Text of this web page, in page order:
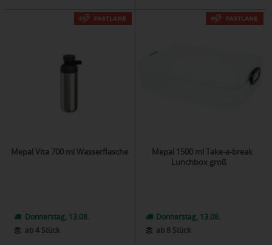
Mepal Vita 700 ml Wasserflasche
Donnerstag, 13.08.
ab 4 Stück
Mepal 1500 ml Take-a-break
Lunchbox groß
Donnerstag, 13.08.
ab 8 Stück